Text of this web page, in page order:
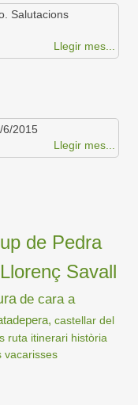
Salutacions
Llegir mes...
6/2015
Llegir mes...
de Pedra
Savall
de cara a
castellar del
ruta itinerari història
vacarisses